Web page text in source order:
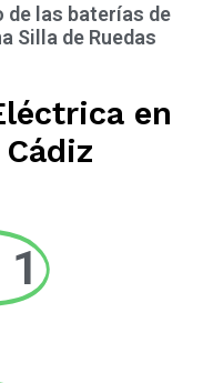
de las baterías de
Silla de Ruedas
en
1